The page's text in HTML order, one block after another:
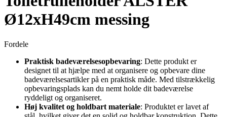
Ø12xH49cm messing
Fordele
Praktisk badeværelsesopbevaring: Dette produkt er
designet til at hjælpe med at organisere og opbevare dine
badeværelsesartikler på en praktisk måde. Med tilstrækkelig
opbevaringsplads kan du nemt holde dit badeværelse
ryddeligt og organiseret.
Høj kvalitet og holdbart materiale: Produktet er lavet af